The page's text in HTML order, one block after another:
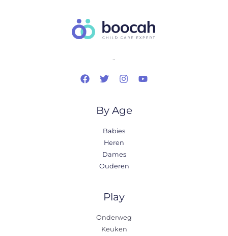
..
By Age
Babies
Heren
Dames
Ouderen
Play
Onderweg
Keuken